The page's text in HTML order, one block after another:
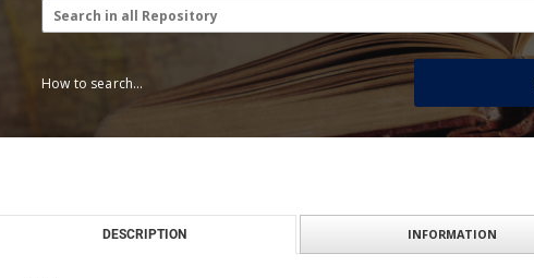
How to search...
DESCRIPTION INFORMATION